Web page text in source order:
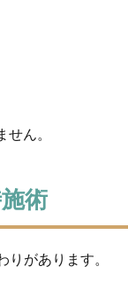
ん。
術
りがあります。